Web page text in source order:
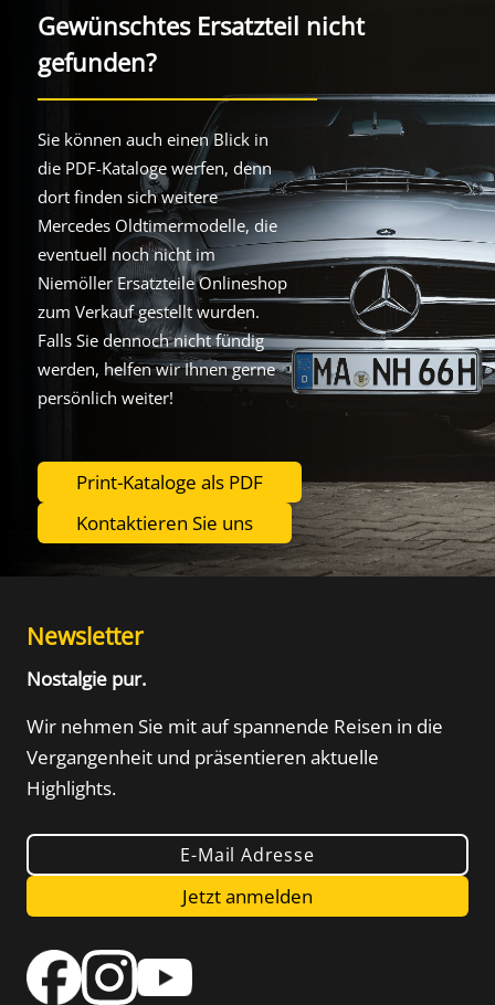
Gewünschtes Ersatzteil nicht
gefunden?
Sie können auch einen Blick in
die PDF-Kataloge werfen, denn
dort finden sich weitere
Mercedes Oldtimermodelle, die
eventuell noch nicht im
Niemöller Ersatzteile Onlineshop
zum Verkauf gestellt wurden.
Falls Sie dennoch nicht fündig
werden, helfen wir Ihnen gerne
persönlich weiter!
Print-Kataloge als PDF
Kontaktieren Sie uns
Newsletter
Nostalgie pur.
Wir nehmen Sie mit auf spannende Reisen in die
Vergangenheit und präsentieren aktuelle
Highlights.
E-Mail Adresse
Jetzt anmelden